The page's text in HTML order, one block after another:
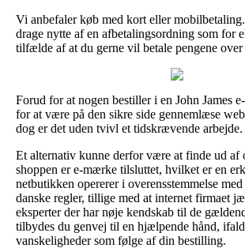
Vi anbefaler køb med kort eller
drage nytte af en afbetalingsordning som for
tilfælde af at du gerne vil betale pengene over
Forud for at nogen bestiller i en John James
for at være på den sikre side gennemlæse
dog er det uden tvivl et tidskrævende arbejde.
Et alternativ kunne derfor være at finde ud af
shoppen er e-mærke tilsluttet, hvilket er en
netbutikken opererer i overensstemmelse
danske regler, tillige med at internet firmaet
eksperter der har nøje kendskab til de
tilbydes du genvej til en hjælpende hånd,
vanskeligheder som følge af din bestilling.